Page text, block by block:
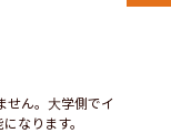
せん。大学側でイ
なります。